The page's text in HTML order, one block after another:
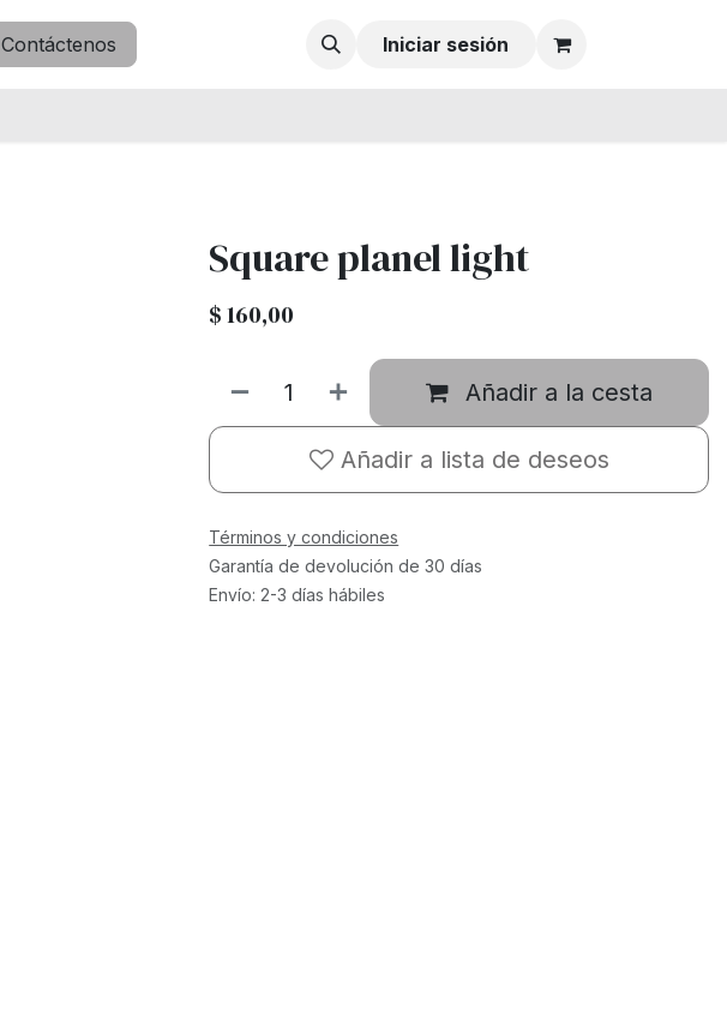
Contáctenos Iniciar sesión
Square planel light
$160,00
Añadir a la cesta
Añadir a lista de deseos
Términos y condiciones
Garantía de devolución de 30 días
Envío: 2-3 días hábiles